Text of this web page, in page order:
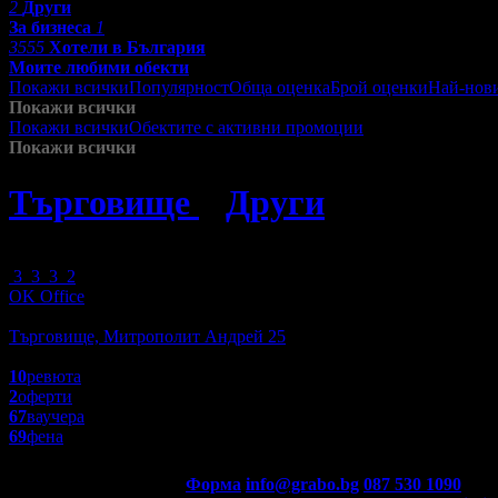
2 Други
За бизнеса 1
3555 Хотели в България
Моите любими обекти
Покажи всичкиПопулярностОбща оценкаБрой оценкиНай-
Покажи всички
Покажи всичкиОбектите с активни промоции
Покажи всички
Търговище Други
3 3 3 2
OK Office
Търговище, Митрополит Андрей 25
10ревюта
2оферти
67ваучера
69фена
Форма info@grabo.bg 087 530 1090